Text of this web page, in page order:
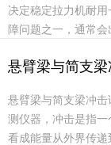
决定稳定拉力机耐
障问题之一，通常
只...
悬臂梁与简支
悬臂梁与简支梁冲
测仪器，冲击是指
看成能量从外界传